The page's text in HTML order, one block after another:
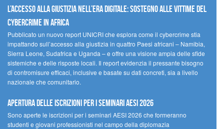
L’accesso alla giustizia nell’era digitale: sostegno alle vittime del
cybercrime in Africa
Pubblicato un nuovo report UNICRI che esplora come il cybercrime stia
impattando sull’accesso alla giustizia in quattro Paesi africani – Namibia,
Sierra Leone, Sudafrica e Uganda – e offre una visione ampia delle sfide
sistemiche e delle risposte locali. Il report evidenzia il pressante bisogno
di contromisure efficaci, inclusive e basate su dati concreti, sia a livello
nazionale che comunitario.
Apertura delle iscrizioni per i seminari AESI 2026
Sono aperte le iscrizioni per i seminari AESI 2026 che formeranno
studenti e giovani professionisti nel campo della diplomazia